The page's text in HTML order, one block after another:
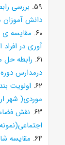
۵۹. بررسی
دانش
۶۰. مقایسه ی
آوری در
۶۱. رابطه حل
درمدارس
۶۲. اولویت
موردی( شهر
۶۳. نقش
۶۴. مقایسه